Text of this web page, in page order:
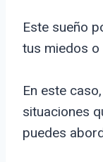
Este sueño
tus miedos o
En este
situaciones
puedes